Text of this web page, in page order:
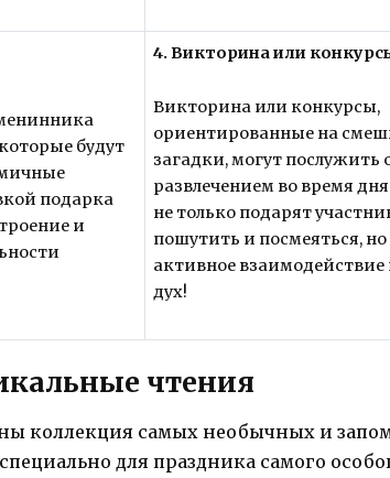
будут
подарка
и
4. Викторина или
Викторина или конкурсы,
ориентированные на
загадки, могут
развлечением во время
не только подарят
пошутить и посмеяться,
активное
дух!
чтения
коллекция самых необычных и
для праздника самого